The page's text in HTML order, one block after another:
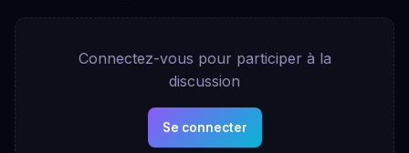
Connectez-vous pour participer à la
discussion
Se connecter